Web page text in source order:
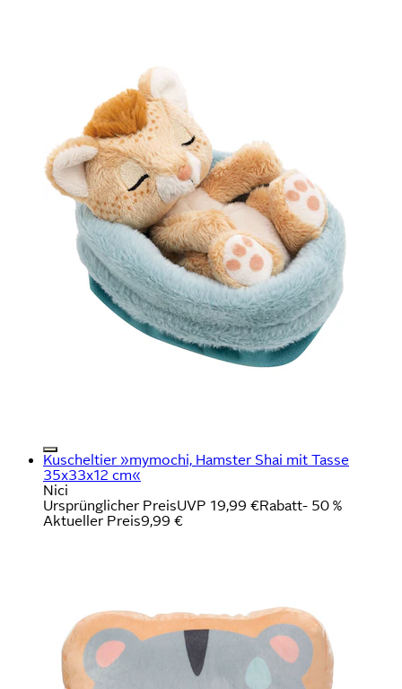
Kuscheltier »mymochi, Hamster Shai mit Tasse
35x33x12 cm«
Nici
Ursprünglicher PreisUVP 19,99 €Rabatt- 50 %
Aktueller Preis9,99 €